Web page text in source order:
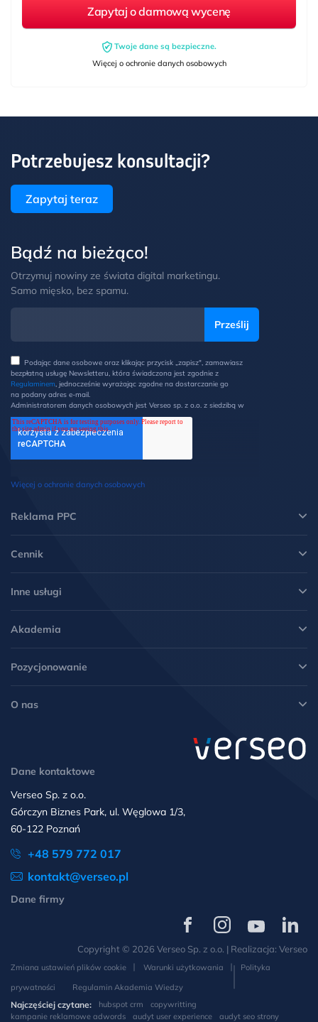
Twoje dane są bezpieczne.
Więcej o ochronie danych osobowych
Potrzebujesz konsultacji?
Zapytaj teraz
Bądź na bieżąco!
Otrzymuj nowiny ze świata digital marketingu.
Samo mięsko, bez spamu.
Podając dane osobowe oraz klikając przycisk „zapisz", zamawiasz
bezpłatną usługę Newsletteru, która świadczona jest zgodnie z
Regulaminem, jednocześnie wyrażając zgodne na dostarczanie go
na podany adres e-mail.
Administratorem danych osobowych jest Verseo sp. z o.o. z siedzibą w
Poznaniu przy ul. Węglowej 1/3 (60-122 Poznań). Z Administratorem
można kontaktować się pisemnie na ww. adres lub elektronicznie na
adres e-mail: ochronadanych@verseo.pl. Państwa dane osobowe są
przetwarzane w celu wysyłki newsletteru, zgodnie z Regulaminem, w
związku z czym mają Państwo prawo do: dostępu do swoich danych
zgody, możliwość żądania ich usunięcia i ograniczenia lub wniesienia
sprzeciwu wobec przetwarzania danych oraz wniesienia skargi do
Więcej o ochronie danych osobowych
Reklama PPC
Cennik
Inne usługi
Akademia
Pozycjonowanie
O nas
Verseo
Facebooku
Verseo
na
Instagramie
na
YouTube
Verseo
na
LinkedIn
Dane kontaktowe
Verseo Sp. z o.o.
Górczyn Biznes Park, ul. Węglowa 1/3,
60-122 Poznań
+48 579 772 017
kontakt@verseo.pl
Dane firmy
Copyright © 2026 Verseo Sp. z o.o. | Realizacja: Verseo
Zmiana ustawień plików cookie Warunki użytkowania
Polityka
prywatności
Regulamin Akademia Wiedzy
Najczęściej czytane: hubspot crm
copywritting
kampanie reklamowe adwords
audyt user experience audyt seo strony